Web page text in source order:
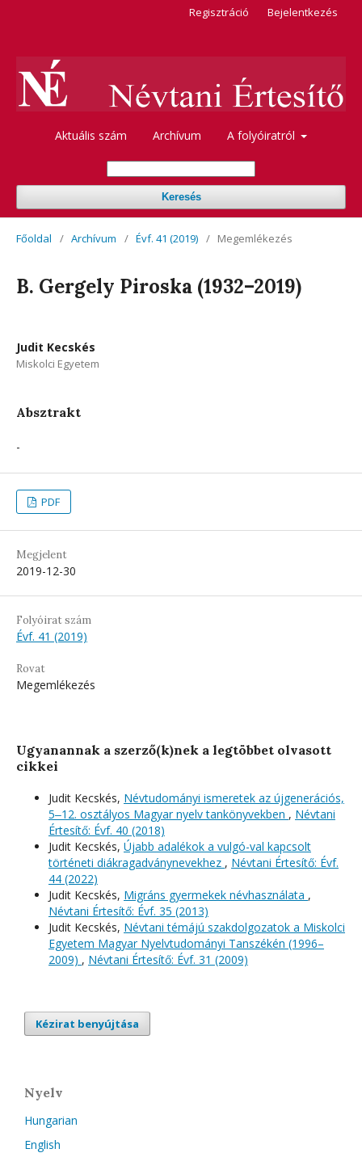
Aktuális szám Archívum A folyóiratról
Keresés
Regisztráció Bejelentkezés
Főoldal / Archívum / Évf. 41 (2019) / Megemlékezés
B. Gergely Piroska (1932–2019)
Judit Kecskés
Miskolci Egyetem
Absztrakt
-
PDF
Megjelent
2019-12-30
Folyóirat szám
Évf. 41 (2019)
Rovat
Megemlékezés
Ugyanannak a szerző(k)nek a legtöbbet olvasott
cikkei
Judit Kecskés, Névtudományi ismeretek az újgenerációs,
5‒12. osztályos Magyar nyelv tankönyvekben , Névtani
Értesítő: Évf. 40 (2018)
Judit Kecskés, Újabb adalékok a vulgó-val kapcsolt
történeti diákragadványnevekhez , Névtani Értesítő: Évf.
44 (2022)
Judit Kecskés, Migráns gyermekek névhasználata ,
Névtani Értesítő: Évf. 35 (2013)
Judit Kecskés, Névtani témájú szakdolgozatok a Miskolci
Egyetem Magyar Nyelvtudományi Tanszékén (1996–
2009) , Névtani Értesítő: Évf. 31 (2009)
Kézirat benyújtása
Nyelv
Hungarian
English